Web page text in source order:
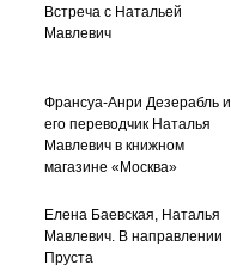
Встреча с Натальей
Мавлевич
Франсуа-Анри Дезерабль и
его переводчик Наталья
Мавлевич в книжном
магазине «Москва»
Елена Баевская, Наталья
Мавлевич. В направлении
Пруста